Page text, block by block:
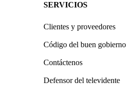
SERVICIOS
Clientes y proveedores
Código del buen gobierno
Contáctenos
Defensor del televidente